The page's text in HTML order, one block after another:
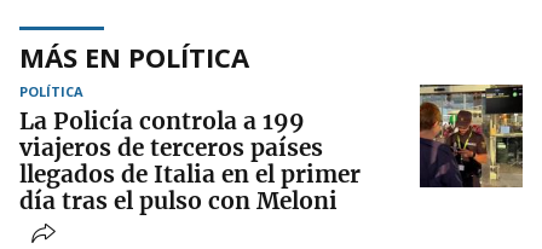
MÁS EN POLÍTICA
POLÍTICA
La Policía controla a 199
viajeros de terceros países
llegados de Italia en el primer
día tras el pulso con Meloni